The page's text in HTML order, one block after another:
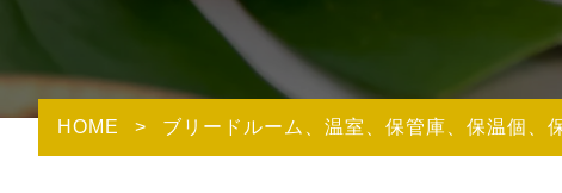
HOME > ブリードルーム、温室、保管庫、保温個、